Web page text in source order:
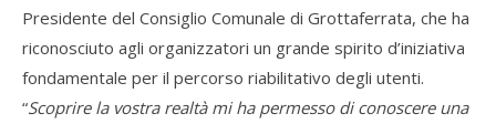
Presidente del Consiglio Comunale di Grottaferrata, che ha
riconosciuto agli organizzatori un grande spirito d’iniziativa
fondamentale per il percorso riabilitativo degli utenti.
“Scoprire la vostra realtà mi ha permesso di conoscere una